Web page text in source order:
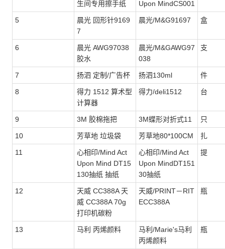
生间专用擦手纸
Upon MindCS001
5
晨光 回形针9169
7
晨光/M&G91697 盒
6
晨光 AWG97038
胶水
晨光/M&GAWG97
038
支
7 扬泗 定制/广告杯 扬泗130ml 件
8
得力 1512 算术型
计算器
得力/deli1512 台
9 3M 胶棉拖把 3M蝶形对折式11 只
10 芳草地 垃圾袋 芳草地80*100CM 扎
11
心相印/Mind Act
Upon Mind DT15
130抽纸 抽纸
心相印/Mind Act
Upon MindDT151
30抽纸
提
12
天威 CC388A 天
威 CC388A 70g
打印机碳粉
天威/PRINT－RIT
ECC388A
瓶
13 马利 丙烯颜料
马利/Marie's马利
丙烯颜料
瓶